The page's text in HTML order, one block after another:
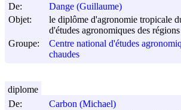
De:
Dange (Guillaume)
Objet:
le diplôme d'agronomie tropicale
d'études agronomiques des
Groupe:
Centre national d'études
chaudes
De:
Carbon (Michael)
diplome